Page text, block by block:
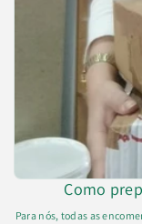
Como
Para nós, todas as